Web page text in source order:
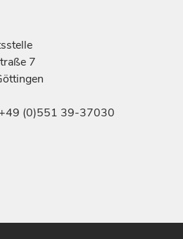
7
(0)551 39-37030